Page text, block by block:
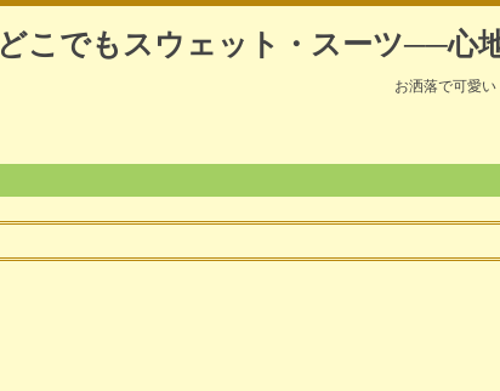
どこでもスウェット・スーツ──心
お洒落で可愛い